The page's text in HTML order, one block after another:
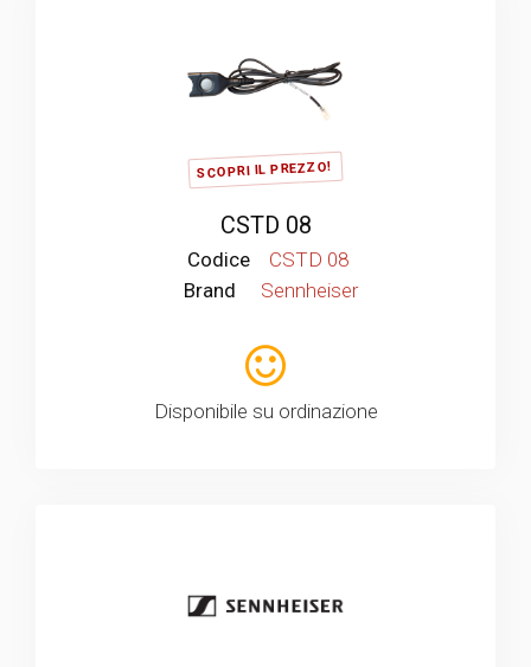
SCOPRI IL PREZZO!
CSTD 08
Codice
CSTD 08
Brand
Sennheiser
Disponibile su ordinazione